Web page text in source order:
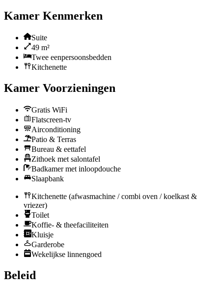
Kamer Kenmerken
Suite
49 m²
Twee eenpersoonsbedden
Kitchenette
Kamer Voorzieningen
Gratis WiFi
Flatscreen-tv
Airconditioning
Patio & Terras
Bureau & eettafel
Zithoek met salontafel
Badkamer met inloopdouche
Slaapbank
Kitchenette (afwasmachine / combi oven / koelkast &
vriezer)
Toilet
Koffie- & theefaciliteiten
Kluisje
Garderobe
Wekelijkse linnengoed
Beleid